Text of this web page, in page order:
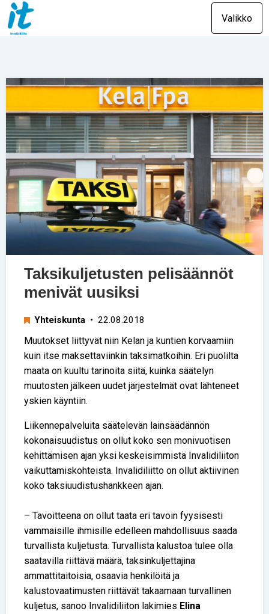
Valikko
Taksikuljetusten pelisäännöt
menivät uusiksi
Yhteiskunta • 22.08.2018
Muutokset liittyvät niin Kelan ja kuntien korvaamiin
kuin itse maksettaviinkin taksimatkoihin. Eri puolilta
maata on kuultu tarinoita siitä, kuinka säätelyn
muutosten jälkeen uudet järjestelmät ovat lähteneet
yskien käyntiin.
Liikennepalveluita säätelevän lainsäädännön
kokonaisuudistus on ollut koko sen monivuotisen
kehittämisen ajan yksi keskeisimmistä Invalidiliiton
vaikuttamiskohteista. Invalidiliitto on ollut aktiivinen
koko taksiuudistushankkeen ajan.
– Tavoitteena on ollut taata eri tavoin fyysisesti
vammaisille ihmisille edelleen mahdollisuus saada
turvallista kuljetusta. Turvallista kalustoa tulee olla
saatavilla riittävä määrä, taksinkuljettajina
ammattitaitoisia, osaavia henkilöitä ja
kalustovaatimusten riittävät takaamaan turvallinen
kuljetus, sanoo Invalidiliiton lakimies Elina